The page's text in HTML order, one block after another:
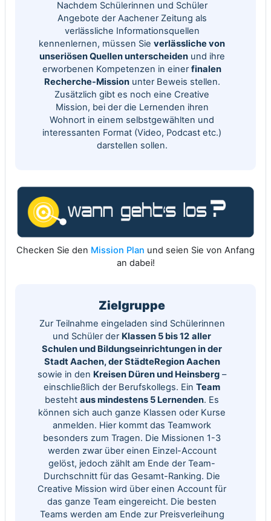
Nachdem Schülerinnen und Schüler
Angebote der Aachener Zeitung als
verlässliche Informationsquellen
kennenlernen, müssen Sie verlässliche von
unseriösen Quellen unterscheidenund ihre
erworbenen Kompetenzen in einerfinalen
Recherche-Missionunter Beweis stellen.
Zusätzlich gibt es noch eine Creative
Mission, bei der die Lernenden ihren
Wohnort in einem selbstgewählten und
interessanten Format (Video, Podcast etc.)
darstellen sollen.
Checken Sie den Mission Plan und seien Sie von Anfang
an dabei!
Zielgruppe
Zur Teilnahme eingeladen sind Schülerinnen
und Schüler der Klassen 5 bis 12 aller
Schulen und Bildungseinrichtungen in der
Stadt Aachen, der StädteRegion Aachen
sowie in den Kreisen Düren und Heinsberg –
einschließlich der Berufskollegs. Ein Team
besteht aus mindestens 5 Lernenden. Es
können sich auch ganze Klassen oder Kurse
anmelden. Hier kommt das Teamwork
besonders zum Tragen. Die Missionen 1-3
werden zwar über einen Einzel-Account
gelöst, jedoch zählt am Ende der Team-
Durchschnitt für das Gesamt-Ranking. Die
Creative Mission wird über einen Account für
das ganze Team eingereicht. Die besten
Teams werden am Ende zur Preisverleihung